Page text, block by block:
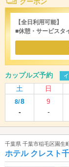
【全日利用可能】
■休憩・サービス
カップルズ予約
土 日
8/8
-
9
-
千葉県 千葉市稲毛区園生
ホテル クレスト